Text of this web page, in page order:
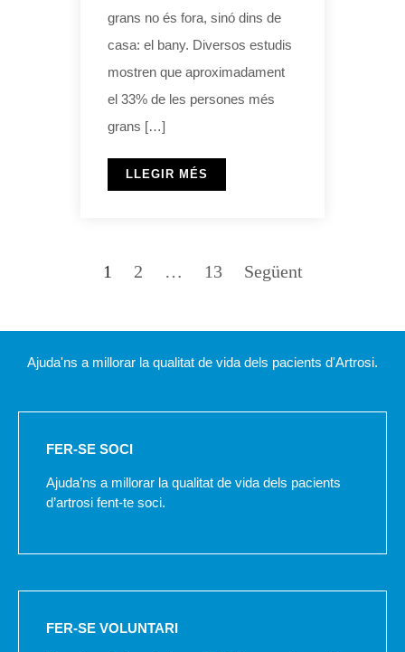
grans no és fora, sinó dins de
casa: el bany. Diversos estudis
mostren que aproximadament
el 33% de les persones més
grans […]
LLEGIR MÉS
1 2 … 13 Següent
Ajuda'ns a millorar la qualitat de vida dels pacients d'Artrosi.
FER-SE SOCI
Ajuda’ns a millorar la qualitat de vida dels pacients
d’artrosi fent-te soci.
FER-SE VOLUNTARI